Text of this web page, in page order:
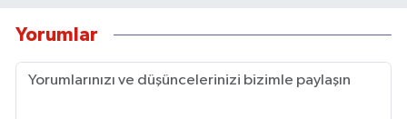
Yorumlar